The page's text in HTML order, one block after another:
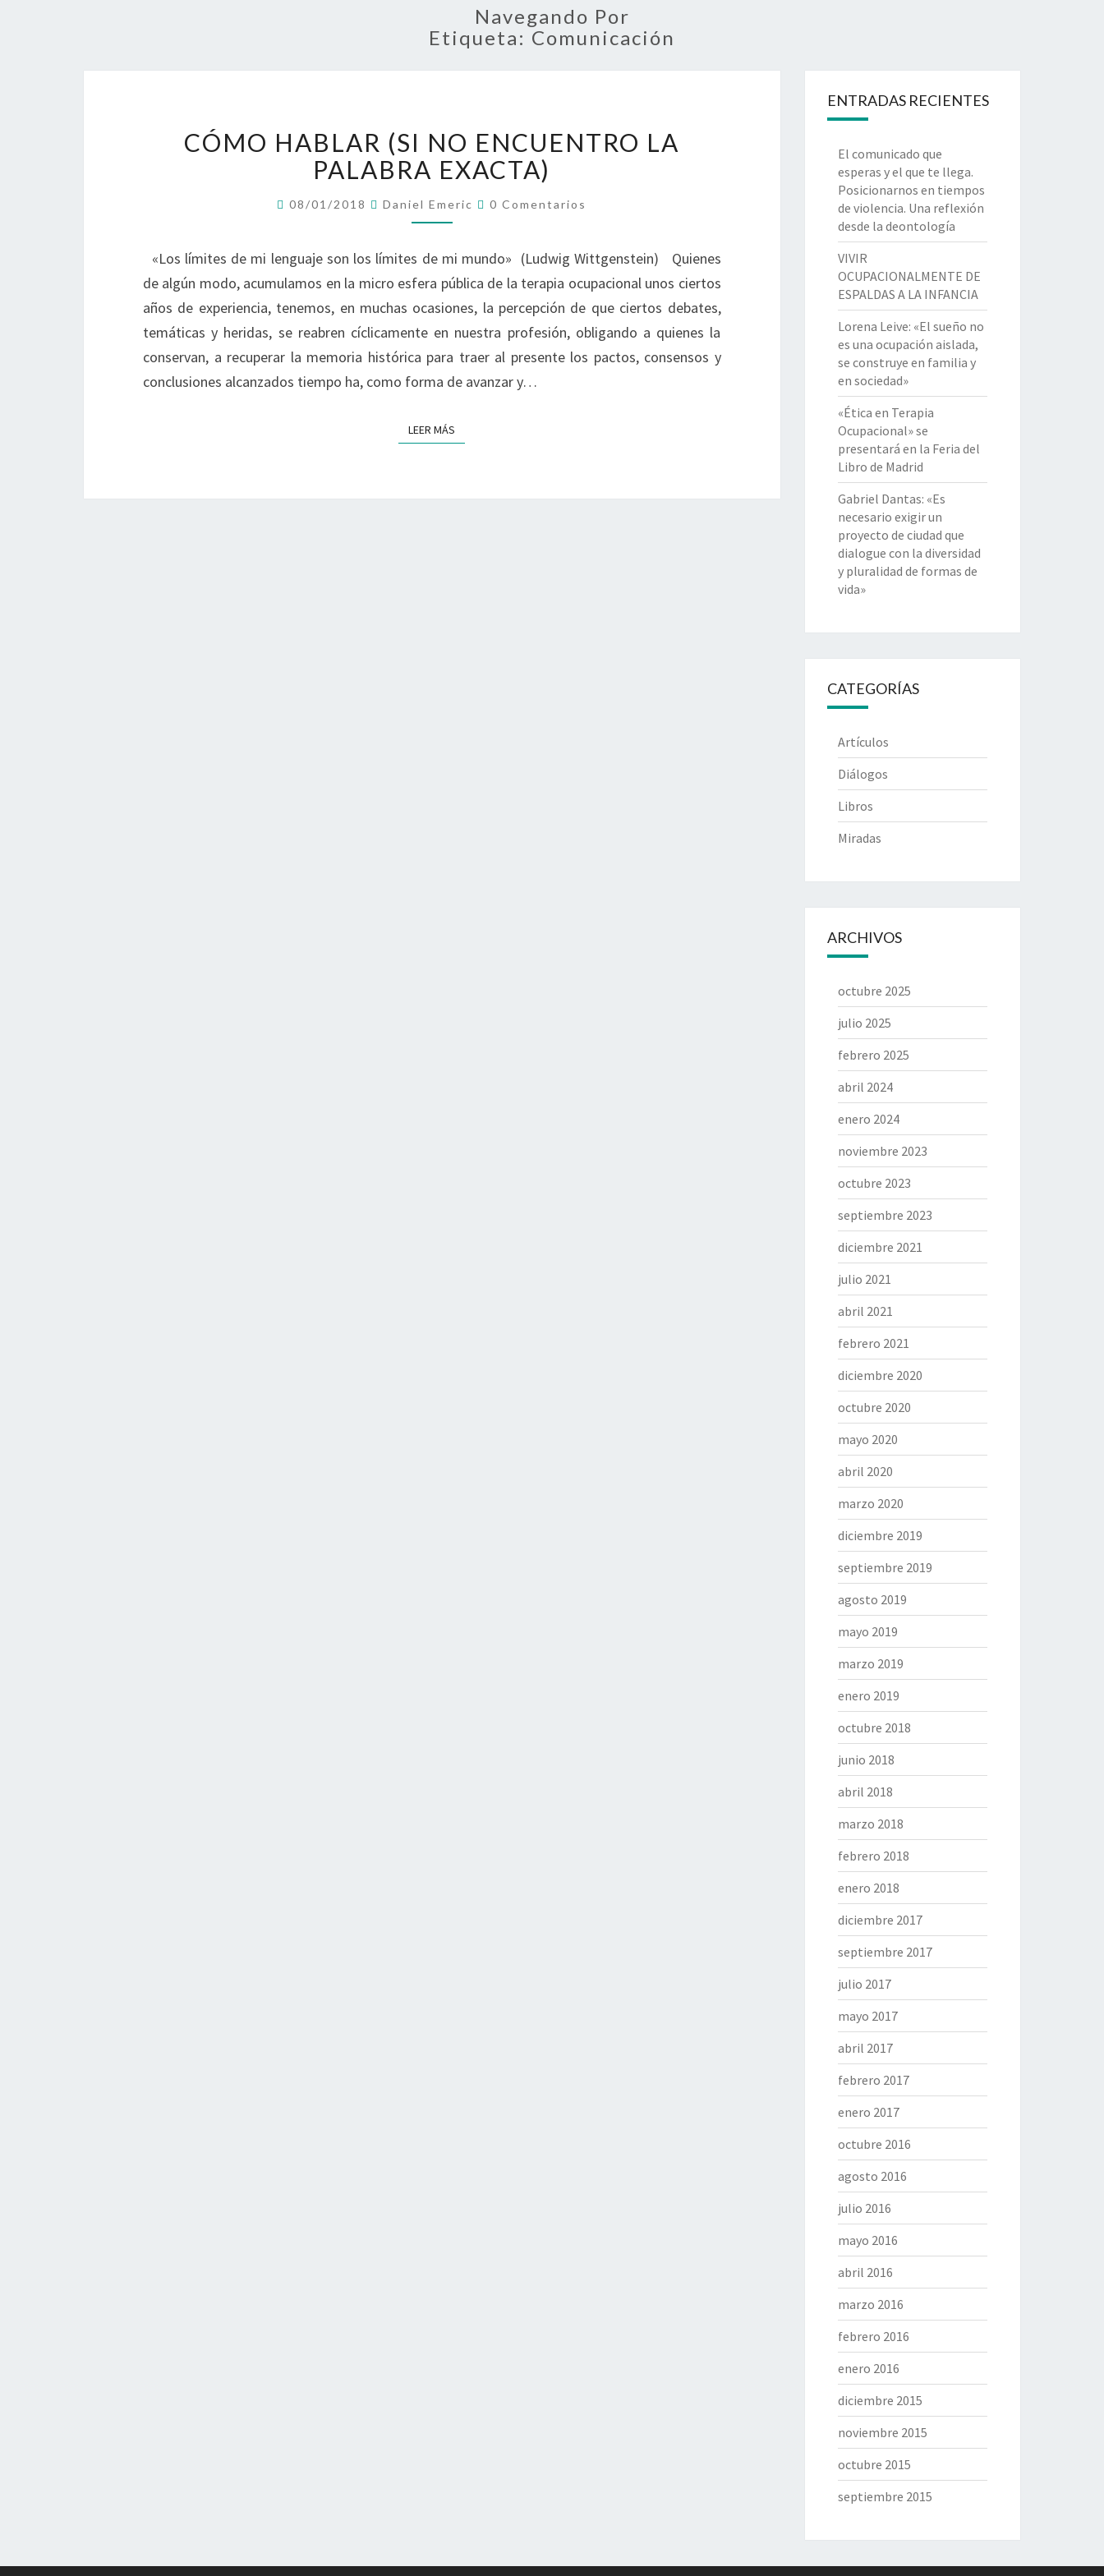
Navegando Por
Etiqueta: Comunicación
HABLAR
(SI
NO
ENCUENTRO
LA
EXACTA)
CÓMO HABLAR (SI NO ENCUENTRO LA
PALABRA EXACTA)
08/01/2018 Daniel Emeric Comentarios
0 Comentarios
«Los límites de mi lenguaje son los límites de mi mundo» (Ludwig Wittgenstein) Quienes
de algún modo, acumulamos en la micro esfera pública de la terapia ocupacional unos ciertos
años de experiencia, tenemos, en muchas ocasiones, la percepción de que ciertos debates,
temáticas y heridas, se reabren cíclicamente en nuestra profesión, obligando a quienes la
conservan, a recuperar la memoria histórica para traer al presente los pactos, consensos y
conclusiones alcanzados tiempo ha, como forma de avanzar y…
LEER MÁS
ENTRADAS RECIENTES
El comunicado que
esperas y el que te llega.
Posicionarnos en tiempos
de violencia. Una reflexión
desde la deontología
VIVIR
OCUPACIONALMENTE DE
ESPALDAS A LA INFANCIA
Lorena Leive: «El sueño no
es una ocupación aislada,
se construye en familia y
en sociedad»
«Ética en Terapia
Ocupacional» se
presentará en la Feria del
Libro de Madrid
Gabriel Dantas: «Es
necesario exigir un
proyecto de ciudad que
dialogue con la diversidad
y pluralidad de formas de
vida»
CATEGORÍAS
Artículos
Diálogos
Libros
Miradas
ARCHIVOS
octubre 2025
julio 2025
febrero 2025
abril 2024
enero 2024
noviembre 2023
octubre 2023
septiembre 2023
diciembre 2021
julio 2021
abril 2021
febrero 2021
diciembre 2020
octubre 2020
mayo 2020
abril 2020
marzo 2020
diciembre 2019
septiembre 2019
agosto 2019
mayo 2019
marzo 2019
enero 2019
octubre 2018
junio 2018
abril 2018
marzo 2018
febrero 2018
enero 2018
diciembre 2017
septiembre 2017
julio 2017
mayo 2017
abril 2017
febrero 2017
enero 2017
octubre 2016
agosto 2016
julio 2016
mayo 2016
abril 2016
marzo 2016
febrero 2016
enero 2016
diciembre 2015
noviembre 2015
octubre 2015
septiembre 2015